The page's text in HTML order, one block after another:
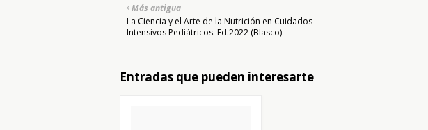
Más antigua
La Ciencia y el Arte de la Nutrición en Cuidados
Intensivos Pediátricos. Ed.2022 (Blasco)
Entradas que pueden interesarte